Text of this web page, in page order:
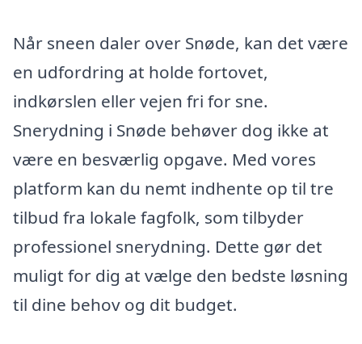
Når sneen daler over Snøde, kan det være
en udfordring at holde fortovet,
indkørslen eller vejen fri for sne.
Snerydning i Snøde behøver dog ikke at
være en besværlig opgave. Med vores
platform kan du nemt indhente op til tre
tilbud fra lokale fagfolk, som tilbyder
professionel snerydning. Dette gør det
muligt for dig at vælge den bedste løsning
til dine behov og dit budget.